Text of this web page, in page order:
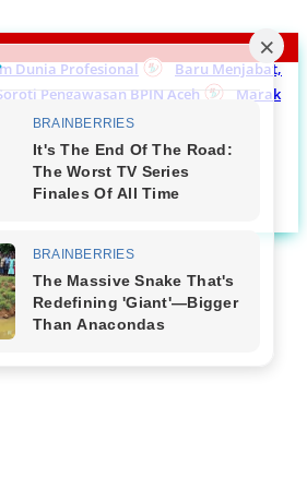
Dunia Profesional
Baru Menjabat,
Pengawasan BPJN Aceh
Marak